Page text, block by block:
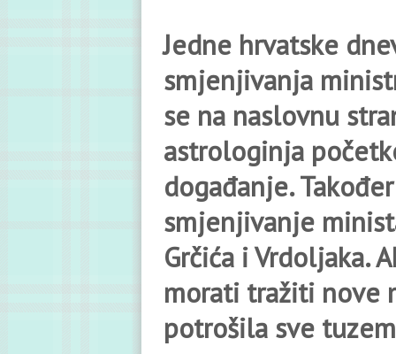
Jedne hrvatske
smjenjivanja
se na naslovnu
astrologinja
događanje.
smjenjivanje
Grčića i Vrdoljaka.
morati tražiti nove
potrošila sve